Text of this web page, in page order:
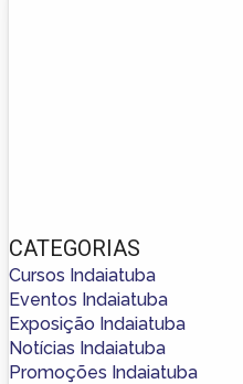
CATEGORIAS
Cursos Indaiatuba
Eventos Indaiatuba
Exposição Indaiatuba
Notícias Indaiatuba
Promoções Indaiatuba